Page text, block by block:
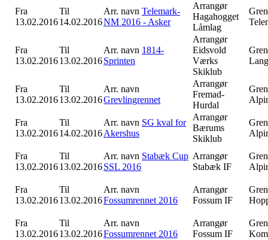
Fra
13.02.2016
Til
14.02.2016
Arr. navn Telemark-
NM 2016 - Asker
Arrangør
Hagahogget
Låmlag
Gren
Fra
13.02.2016
Til
13.02.2016
Arr. navn 1814-
Sprinten
Arrangør
Eidsvold
Værks
Skiklub
Gren
Fra
13.02.2016
Til
13.02.2016
Arr. navn
Grevlingrennet
Arrangør
Fremad-
Hurdal
Gren
Fra
13.02.2016
Til
14.02.2016
Arr. navn SG kval for
Akershus
Arrangør
Bærums
Skiklub
Gren
Fra
13.02.2016
Til
13.02.2016
Arr. navn Stabæk Cup
SSL 2016
Arrangør
Stabæk IF
Gren
Fra
13.02.2016
Til
13.02.2016
Arr. navn
Fossumrennet 2016
Arrangør
Fossum IF
Gren
Fra
13.02.2016
Til
13.02.2016
Arr. navn
Fossumrennet 2016
Arrangør
Fossum IF
Gren